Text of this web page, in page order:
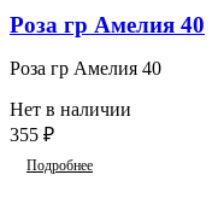
Роза гр Амелия 40
Роза гр Амелия 40
Нет в наличии
355 ₽
Подробнее